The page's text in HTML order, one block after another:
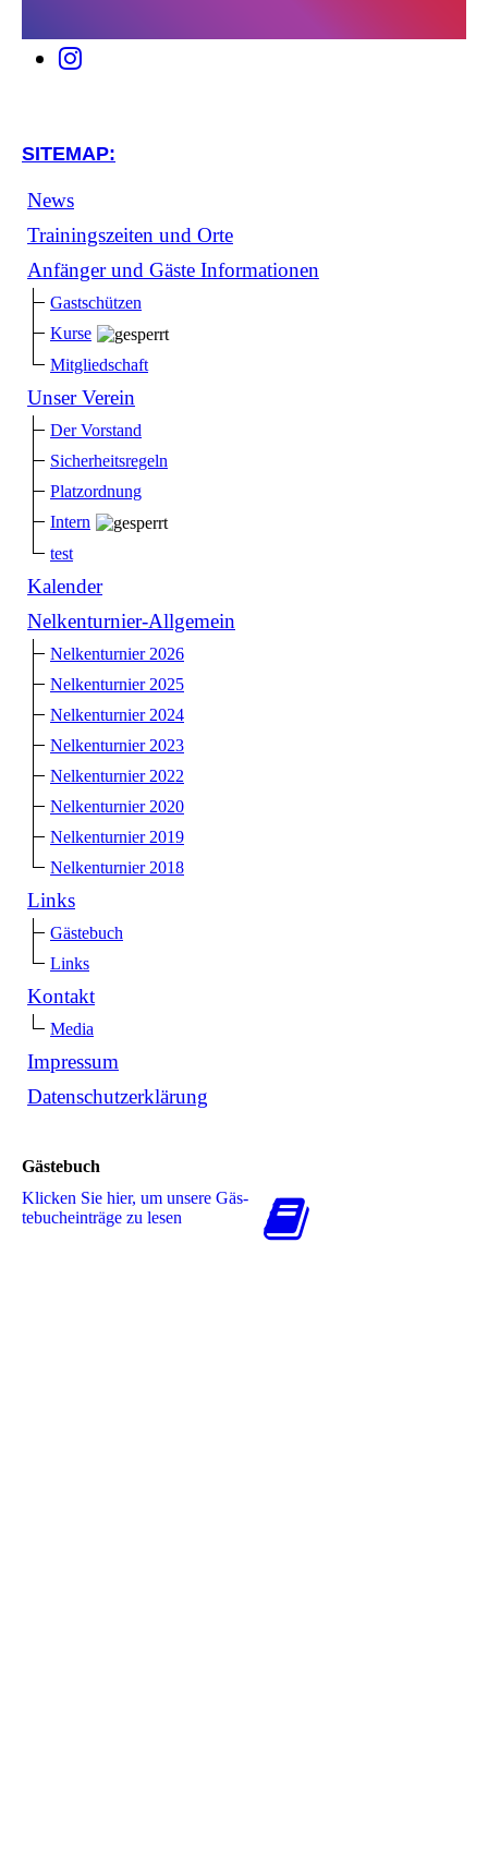
SITEMAP:
News
Trainingszeiten und Orte
Anfänger und Gäste Informationen
Gastschützen
Kurse
Mitgliedschaft
Unser Verein
Der Vorstand
Sicherheitsregeln
Platzordnung
Intern
test
Kalender
Nelkenturnier-Allgemein
Nelkenturnier 2026
Nelkenturnier 2025
Nelkenturnier 2024
Nelkenturnier 2023
Nelkenturnier 2022
Nelkenturnier 2020
Nelkenturnier 2019
Nelkenturnier 2018
Links
Gästebuch
Links
Kontakt
Media
Impressum
Datenschutzerklärung
Gästebuch
Klicken Sie hier, um unsere Gäs­
te­buch­ein­trä­ge zu lesen